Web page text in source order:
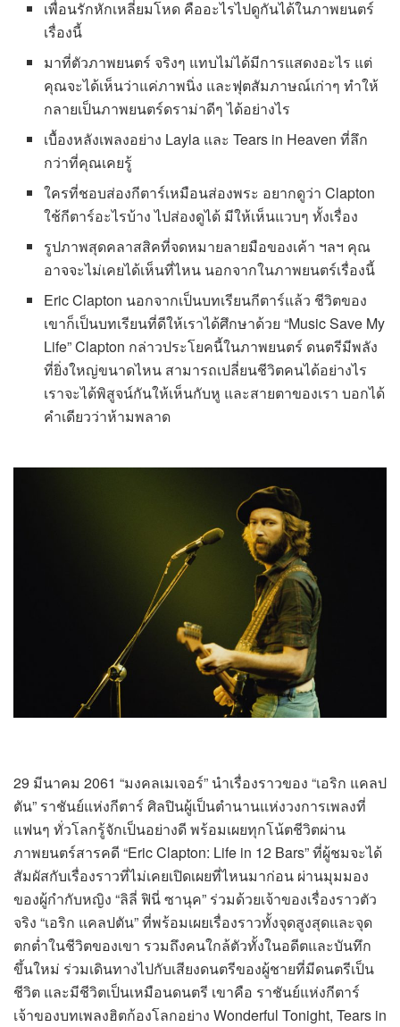
เพื่อนรักหักเหลี่ยมโหด คืออะไรไปดูกันได้ในภาพยนตร์
เรื่องนี้
มาที่ตัวภาพยนตร์ จริงๆ แทบไม่ได้มีการแสดงอะไร แต่
คุณจะได้เห็นว่าแค่ภาพนิ่ง และฟุตสัมภาษณ์เก่าๆ ทำให้
กลายเป็นภาพยนตร์ดราม่าดีๆ ได้อย่างไร
เบื้องหลังเพลงอย่าง Layla และ Tears in Heaven ที่ลึก
กว่าที่คุณเคยรู้
ใครที่ชอบส่องกีตาร์เหมือนส่องพระ อยากดูว่า Clapton
ใช้กีตาร์อะไรบ้าง ไปส่องดูได้ มีให้เห็นแวบๆ ทั้งเรื่อง
รูปภาพสุดคลาสสิคที่จดหมายลายมือของเค้า ฯลฯ คุณ
อาจจะไม่เคยได้เห็นที่ไหน นอกจากในภาพยนตร์เรื่องนี้
Eric Clapton นอกจากเป็นบทเรียนกีตาร์แล้ว ชีวิตของ
เขาก็เป็นบทเรียนที่ดีให้เราได้ศึกษาด้วย “Music Save My
Life” Clapton กล่าวประโยคนี้ในภาพยนตร์ ดนตรีมีพลัง
ที่ยิ่งใหญ่ขนาดไหน สามารถเปลี่ยนชีวิตคนได้อย่างไร
เราจะได้พิสูจน์กันให้เห็นกับหู และสายตาของเรา บอกได้
คำเดียวว่าห้ามพลาด
29 มีนาคม 2061 “มงคลเมเจอร์” นำเรื่องราวของ “เอริก แคลป
ตัน” ราชันย์แห่งกีตาร์ ศิลปินผู้เป็นตำนานแห่งวงการเพลงที่
แฟนๆ ทั่วโลกรู้จักเป็นอย่างดี พร้อมเผยทุกโน้ตชีวิตผ่าน
ภาพยนตร์สารคดี “Eric Clapton: Life in 12 Bars” ที่ผู้ชมจะได้
สัมผัสกับเรื่องราวที่ไม่เคยเปิดเผยที่ไหนมาก่อน ผ่านมุมมอง
ของผู้กำกับหญิง “ลิลี่ ฟินี่ ซานุค” ร่วมด้วยเจ้าของเรื่องราวตัว
จริง “เอริก แคลปตัน” ที่พร้อมเผยเรื่องราวทั้งจุดสูงสุดและจุด
ตกต่ำในชีวิตของเขา รวมถึงคนใกล้ตัวทั้งในอดีตและบันทึก
ขึ้นใหม่ ร่วมเดินทางไปกับเสียงดนตรีของผู้ชายที่มีดนตรีเป็น
ชีวิต และมีชีวิตเป็นเหมือนดนตรี เขาคือ ราชันย์แห่งกีตาร์
เจ้าของบทเพลงฮิตก้องโลกอย่าง Wonderful Tonight, Tears in